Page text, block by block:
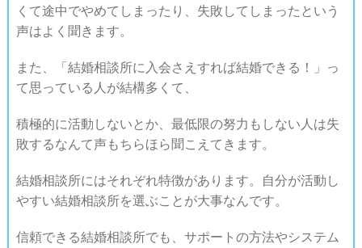
くて途中でやめてしまったり、失敗してしまったという
声はよく聞きます。
また、「結婚相談所に入会さえすれば結婚できる！」っ
て思っている人が結構多くて、
積極的に活動しないとか、最低限の努力もしない人は失
敗するなんて声もちらほら聞こえてきます。
結婚相談所にはそれぞれ特徴があります。自分が活動し
やすい結婚相談所を選ぶことが大事なんです。
信頼できる結婚相談所でも、サポートの方法やシステム